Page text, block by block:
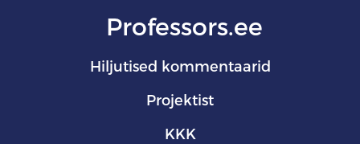
Professors.ee
Hiljutised kommentaarid
Projektist
KKK